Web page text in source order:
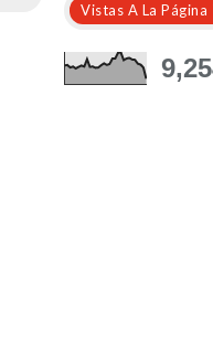
Vistas A La